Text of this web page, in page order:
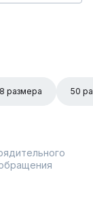
размера 50